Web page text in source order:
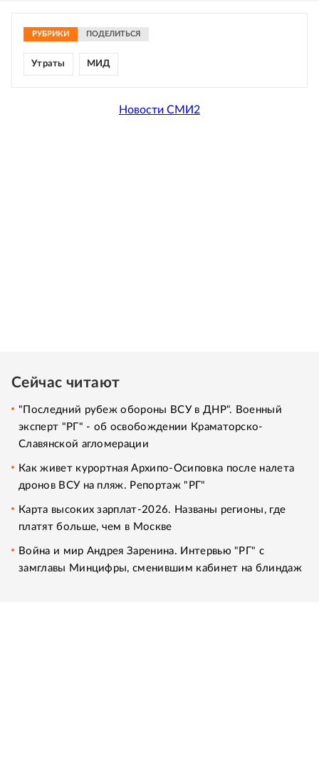
РУБРИКИ ПОДЕЛИТЬСЯ
Утраты МИД
Новости СМИ2
Сейчас читают
"Последний рубеж обороны ВСУ в ДНР". Военный
эксперт "РГ" - об освобождении Краматорско-
Славянской агломерации
Как живет курортная Архипо-Осиповка после налета
дронов ВСУ на пляж. Репортаж "РГ"
Карта высоких зарплат-2026. Названы регионы, где
платят больше, чем в Москве
Война и мир Андрея Заренина. Интервью "РГ" с
замглавы Минцифры, сменившим кабинет на блиндаж